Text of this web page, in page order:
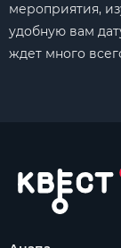
мероприятия,
удобную вам
ждет много